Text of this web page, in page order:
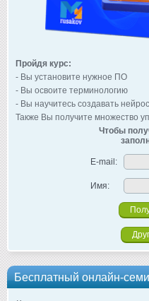
Пройдя курс:
- Вы установите нужное ПО
- Вы освоите терминологию
- Вы научитесь создавать
Также Вы получите множество
Чтобы
E-mail:
Имя:
Бесплатный онлайн-